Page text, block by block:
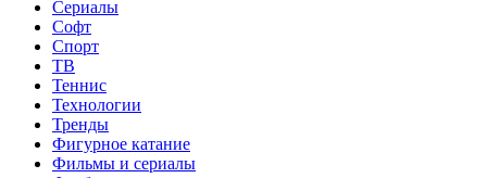
Сериалы
Софт
Спорт
ТВ
Теннис
Технологии
Тренды
Фигурное катание
Фильмы и сериалы